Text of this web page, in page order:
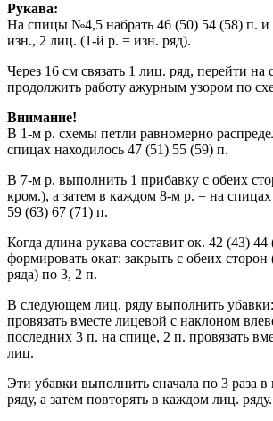
Рукава:
На спицы №4,5 набрать 46 (50) 54 (58) п. и
изн., 2 лиц. (1-й р. = изн. ряд).
Через 16 см связать 1 лиц. ряд, перейти
продолжить работу ажурным узором по
Внимание!
В 1-м p. схемы петли равномерно
спицах находилось 47 (51) 55 (59) п.
В 7-м р. выполнить 1 прибавку с обеих
кром.), а затем в каждом 8-м р. = на спицах
59 (63) 67 (71) п.
Когда длина рукава составит ок. 42 (43) 44
формировать окат: закрыть с обеих сторон
ряда) по 3, 2 п.
В следующем лиц. ряду выполнить
провязать вместе лицевой с наклоном
последних 3 п. на спице, 2 п. провязать
лиц.
Эти убавки выполнить сначала по 3 раза
ряду, а затем повторять в каждом лиц. ряду.